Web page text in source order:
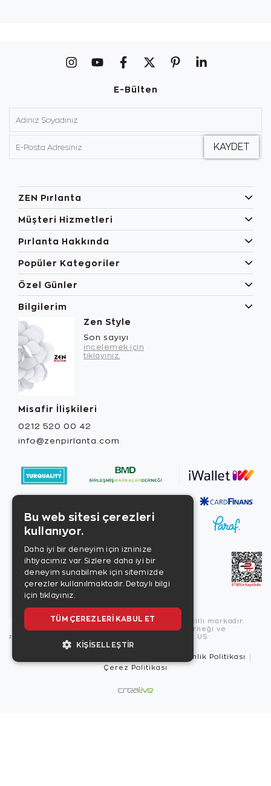
E-Bülten
ZEN Pırlanta
Müşteri Hizmetleri
Pırlanta Hakkında
Popüler Kategoriler
Özel Günler
Bilgilerim
Zen Style
Son sayıyı
incelemek için
tıklayınız.
Misafir İlişkileri
0212 520 00 42
info@zenpirlanta.com
Copyright © 2026, Zen Diamond tescilli markadır.
Zen Diamond Birleşmiş Markalar Derneği ve
Turquality Destek Programı üyesidir. US
Güvenlik Politikası
Çerez Politikası
Bu web sitesi çerezleri
kullanıyor.
Daha iyi bir deneyim için izninize
ihtiyacımız var. Sizlere daha iyi bir
deneyim sunabilmek için sitemizde
çerezler kullanılmaktadır. Detaylı bilgi
için tıklayınız.
TÜM ÇEREZLERI KABUL ET
KIŞISELLEŞTIR